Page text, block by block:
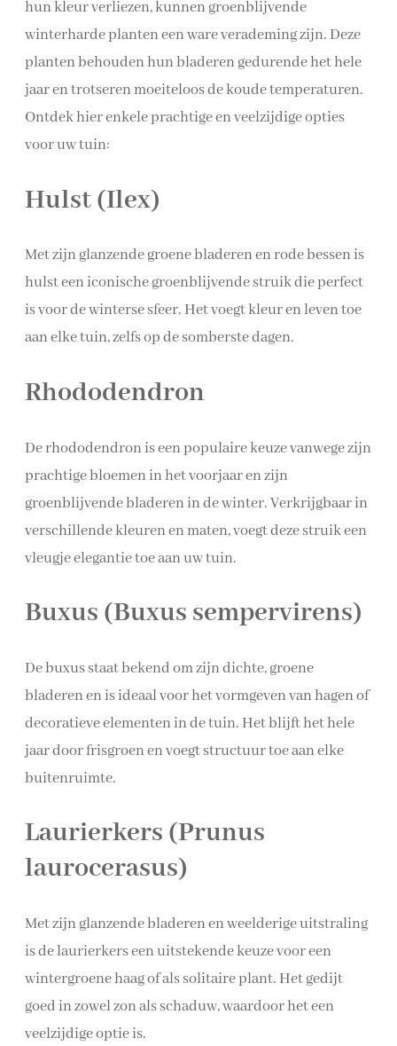
hun kleur verliezen, kunnen groenblijvende
winterharde planten een ware verademing zijn. Deze
planten behouden hun bladeren gedurende het hele
jaar en trotseren moeiteloos de koude temperaturen.
Ontdek hier enkele prachtige en veelzijdige opties
voor uw tuin:
Hulst (Ilex)
Met zijn glanzende groene bladeren en rode bessen is
hulst een iconische groenblijvende struik die perfect
is voor de winterse sfeer. Het voegt kleur en leven toe
aan elke tuin, zelfs op de somberste dagen.
Rhododendron
De rhododendron is een populaire keuze vanwege zijn
prachtige bloemen in het voorjaar en zijn
groenblijvende bladeren in de winter. Verkrijgbaar in
verschillende kleuren en maten, voegt deze struik een
vleugje elegantie toe aan uw tuin.
Buxus (Buxus sempervirens)
De buxus staat bekend om zijn dichte, groene
bladeren en is ideaal voor het vormgeven van hagen of
decoratieve elementen in de tuin. Het blijft het hele
jaar door frisgroen en voegt structuur toe aan elke
buitenruimte.
Laurierkers (Prunus
laurocerasus)
Met zijn glanzende bladeren en weelderige uitstraling
is de laurierkers een uitstekende keuze voor een
wintergroene haag of als solitaire plant. Het gedijt
goed in zowel zon als schaduw, waardoor het een
veelzijdige optie is.